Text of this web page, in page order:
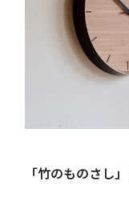
「竹のものさし